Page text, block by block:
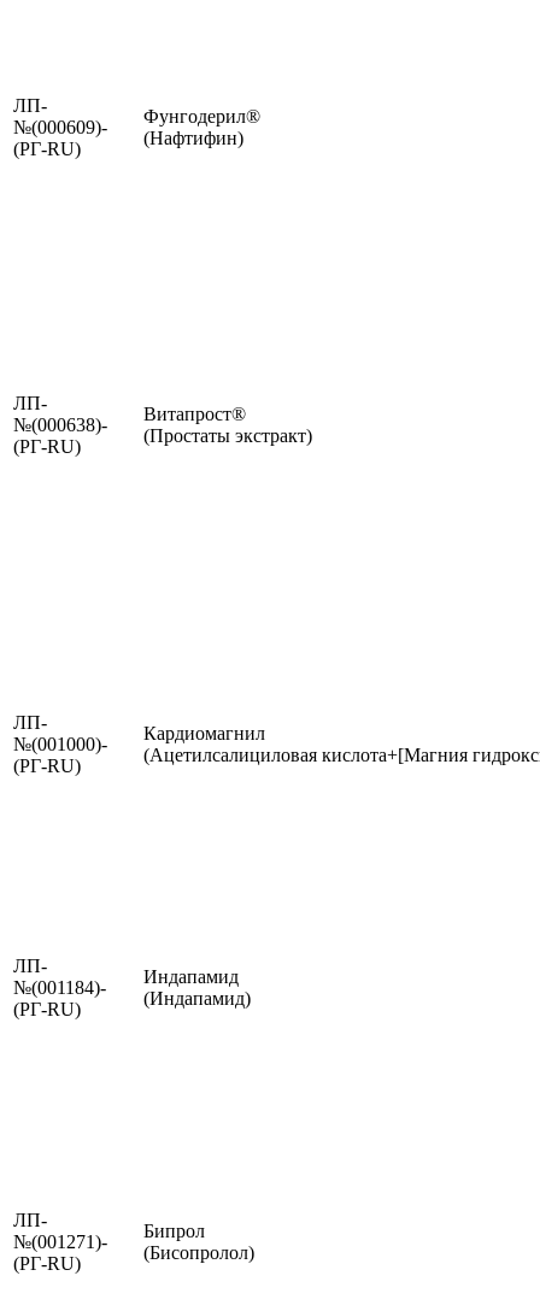
ЛП-
№(000609)-
(РГ-RU)
Фунгодерил®
(Нафтифин)
ЛП-
№(000638)-
(РГ-RU)
Витапрост®
(Простаты экстракт)
ЛП-
№(001000)-
(РГ-RU)
Кардиомагнил
(Ацетилсалициловая кислота+[Магния
ЛП-
№(001184)-
(РГ-RU)
Индапамид
(Индапамид)
ЛП-
№(001271)-
(РГ-RU)
Бипрол
(Бисопролол)